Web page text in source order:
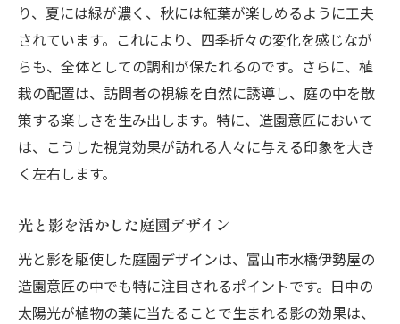
り、夏には緑が濃く、秋には紅葉が楽しめるように工夫
されています。これにより、四季折々の変化を感じなが
らも、全体としての調和が保たれるのです。さらに、植
栽の配置は、訪問者の視線を自然に誘導し、庭の中を散
策する楽しさを生み出します。特に、造園意匠において
は、こうした視覚効果が訪れる人々に与える印象を大き
く左右します。
光と影を活かした庭園デザイン
光と影を駆使した庭園デザインは、富山市水橋伊勢屋の
造園意匠の中でも特に注目されるポイントです。日中の
太陽光が植物の葉に当たることで生まれる影の効果は、